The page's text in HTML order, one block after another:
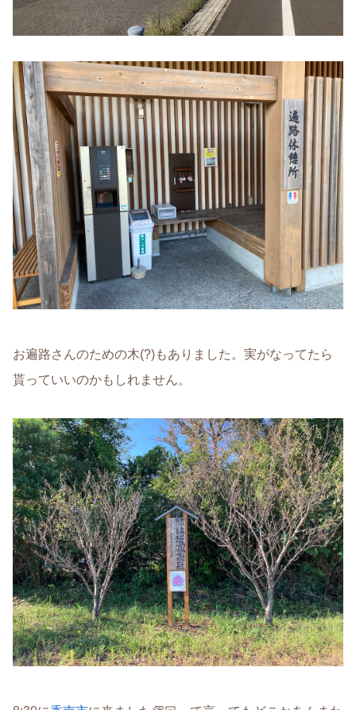
お遍路さんのための木(?)もありました。実がなってたら
貰っていいのかもしれません。